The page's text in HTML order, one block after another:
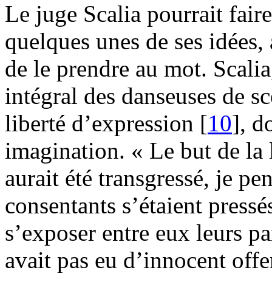
Le juge Scalia pourrait
quelques unes de ses
de le prendre au mot.
intégral des danseuses de
liberté d’expression [10],
imagination. « Le but de
aurait été transgressé, je
consentants s’étaient
s’exposer entre eux leurs
avait pas eu d’innocent